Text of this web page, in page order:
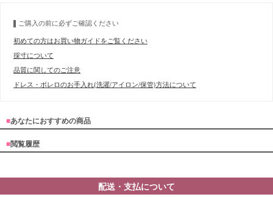
ご購入の前に必ずご確認ください
初めての方はお買い物ガイドをご覧ください
採寸について
品質に関してのご注意
ドレス・ボレロのお手入れ(洗濯/アイロン/保管)方法について
■あなたにおすすめの商品
■閲覧履歴
配送・支払について